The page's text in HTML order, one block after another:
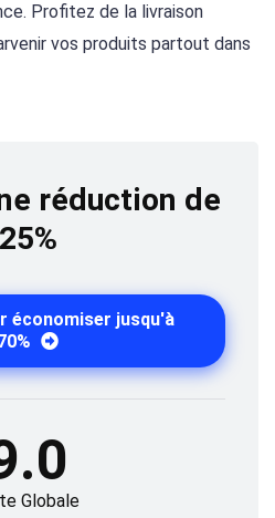
Profitez de la livraison
vos produits partout dans
réduction de
25%
économiser jusqu'à
Globale